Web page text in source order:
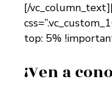
[/
top: 5%
¡Ven a